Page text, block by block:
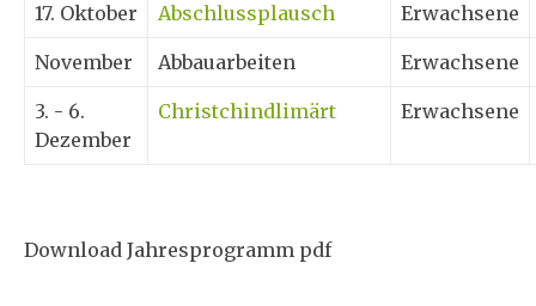
17. Oktober Abschlussplausch Erwachsene
November Abbauarbeiten Erwachsene
3. - 6.
Dezember
Christchindlimärt Erwachsene
Download Jahresprogramm pdf